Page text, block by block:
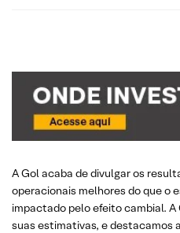
A Gol acaba de divulgar os
operacionais melhores do que o
impactado pelo efeito cambial.
suas estimativas, e destacamos